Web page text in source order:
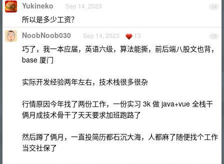
14
Yukineko Sep 14, 2023
所以是多少工资？
15
NoobNoob030 Sep 14, 2023 13
巧了，我一本应届，英语六级，算法能撕，前后端八股文也背，
base 厦门
实际开发经验两年左右，技术栈很多很杂
行情原因今年找了两份工作，一份实习 3k 做 java+vue 全栈干
俩月成技术骨干了天天要求加班跑路了
然后蹲了俩月，一直投简历都石沉大海，人都麻了随便找个工作
当交社保了